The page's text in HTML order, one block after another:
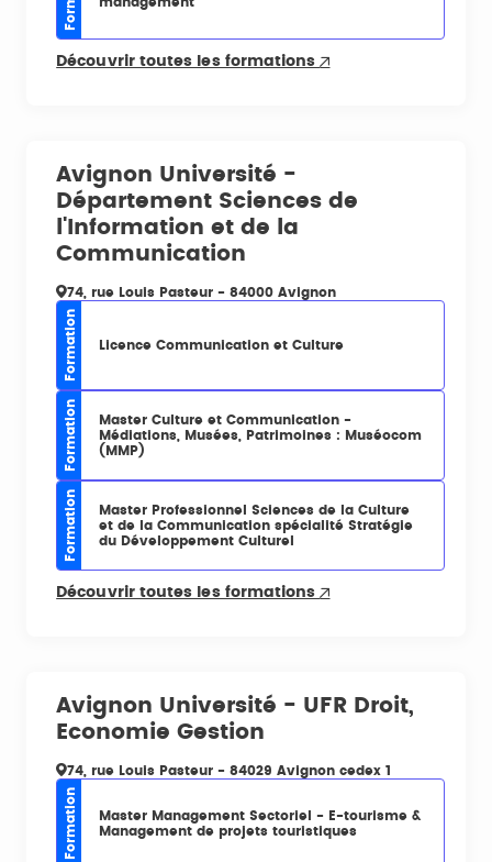
Découvrir toutes les formations
Avignon Université -
Département Sciences de
l'Information et de la
Communication
74, rue Louis Pasteur - 84000 Avignon
Formation Licence Communication et Culture
Formation
Master Culture et Communication -
Médiations, Musées, Patrimoines : Muséocom
(MMP)
Formation
Master Professionnel Sciences de la Culture
et de la Communication spécialité Stratégie
du Développement Culturel
Découvrir toutes les formations
Avignon Université - UFR Droit,
Economie Gestion
74, rue Louis Pasteur - 84029 Avignon cedex 1
Formation
Master Management Sectoriel - E-tourisme &
Management de projets touristiques